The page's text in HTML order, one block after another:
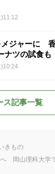
メジャーに
ツの試食も
ス記事一覧
きもの
岡山理科大学